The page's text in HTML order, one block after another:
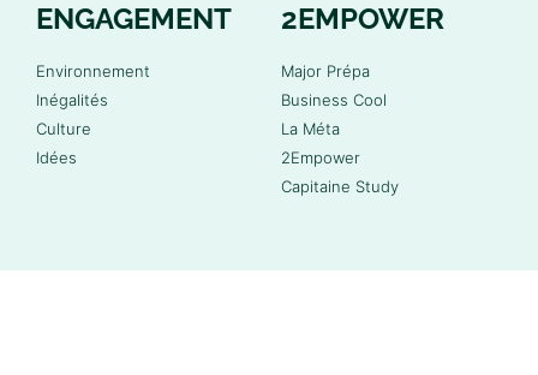
ENGAGEMENT
Environnement
Inégalités
Culture
Idées
2EMPOWER
Major Prépa
Business Cool
La Méta
2Empower
Capitaine Study